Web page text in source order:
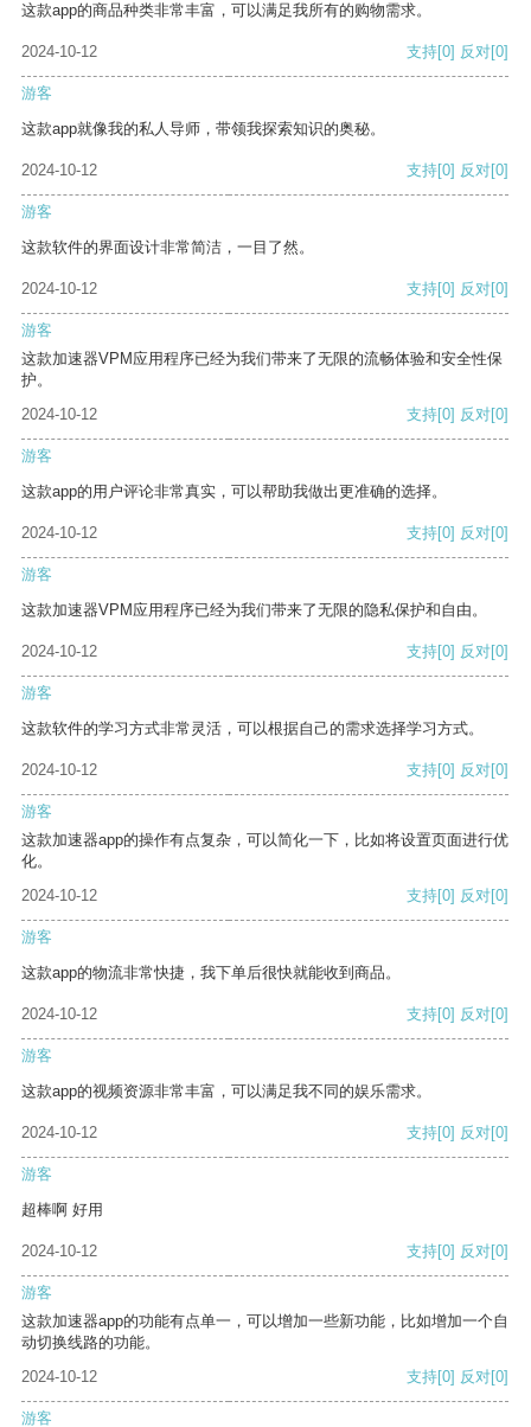
这款app的商品种类非常丰富，可以满足我所有的购物需求。
2024-10-12 支持[0] 反对[0]
游客
这款app就像我的私人导师，带领我探索知识的奥秘。
2024-10-12 支持[0] 反对[0]
游客
这款软件的界面设计非常简洁，一目了然。
2024-10-12 支持[0] 反对[0]
游客
这款加速器VPM应用程序已经为我们带来了无限的流畅体验和安全性保
护。
2024-10-12
支持[0] 反对[0]
游客
这款app的用户评论非常真实，可以帮助我做出更准确的选择。
2024-10-12 支持[0] 反对[0]
游客
这款加速器VPM应用程序已经为我们带来了无限的隐私保护和自由。
2024-10-12 支持[0] 反对[0]
游客
这款软件的学习方式非常灵活，可以根据自己的需求选择学习方式。
2024-10-12 支持[0] 反对[0]
游客
这款加速器app的操作有点复杂，可以简化一下，比如将设置页面进行优
化。
2024-10-12
支持[0] 反对[0]
游客
这款app的物流非常快捷，我下单后很快就能收到商品。
2024-10-12 支持[0] 反对[0]
游客
这款app的视频资源非常丰富，可以满足我不同的娱乐需求。
2024-10-12 支持[0] 反对[0]
游客
超棒啊 好用
2024-10-12 支持[0] 反对[0]
游客
这款加速器app的功能有点单一，可以增加一些新功能，比如增加一个自
动切换线路的功能。
2024-10-12
支持[0] 反对[0]
游客